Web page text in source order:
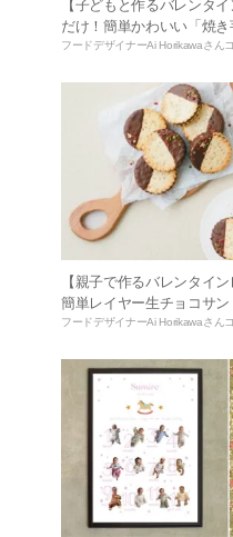
【子どもと作るバレンタ
だけ！簡単かわいい「焼き
フードデザイナーAi Horikawaさん
【親子で作るバレンタイ
簡単レイヤー生チョコサ
フードデザイナーAi Horikawaさん